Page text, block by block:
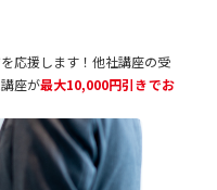
応援します！他社講座の受
座が最大10,000円引きでお